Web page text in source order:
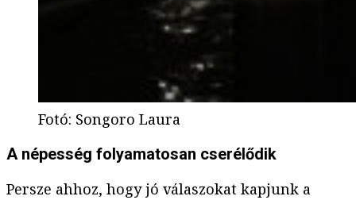
Fotó: Songoro Laura
A népesség folyamatosan cserélődik
Persze ahhoz, hogy jó válaszokat kapjunk a